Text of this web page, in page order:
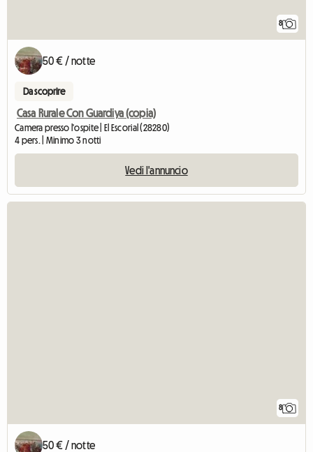
8
50 € / notte
Da scoprire
Casa Rurale Con Guardiya (copia)
Camera presso l'ospite | El Escorial (28280)
4 pers. | Minimo 3 notti
Vedi l'annuncio
8
50 € / notte